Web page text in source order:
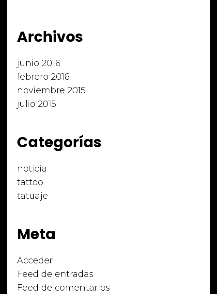
Archivos
junio 2016
febrero 2016
noviembre 2015
julio 2015
Categorías
noticia
tattoo
tatuaje
Meta
Acceder
Feed de entradas
Feed de comentarios